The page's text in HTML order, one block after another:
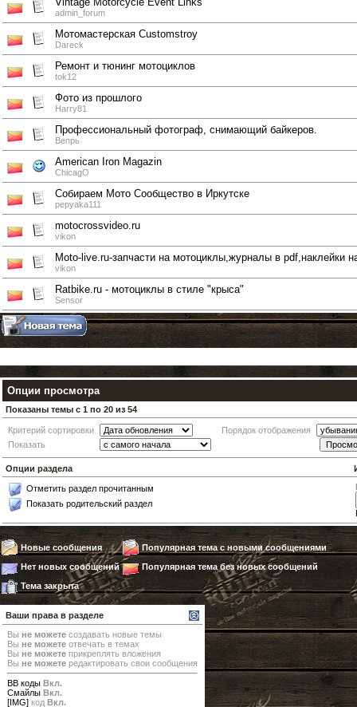
admin_forum
Мотомастерская Сustomstroy
Dareck
Ремонт и тюнинг мотоциклов
tok12
Фото из прошлого
Harry81
Профессиональный фотограф, снимающий байкеров.
Вепрь
American Iron Magazin
ChicagO
Собираем Мото Сообщество в Иркутске
pepyaka111
motocrossvideo.ru
vikon
Moto-live.ru-запчасти на мотоциклы,журналы в pdf,наклейки
vikon
Ratbike.ru - мотоциклы в стиле "крыса"
Sensor
Опции просмотра
Показаны темы с 1 по 20 из 54
Критерий сортировки
Порядок отображения
Показать
Опции раздела
Отметить раздел прочитанным
Показать родительский раздел
Новые сообщения
Популярная тема с новыми сообщениями
Нет новых сообщений
Популярная тема без новых сообщений
Тема закрыта
Ваши права в разделе
Вы не можете создавать новые темы
Вы не можете отвечать в темах
Вы не можете прикреплять вложения
Вы не можете редактировать свои сообщения
BB коды Вкл.
Смайлы Вкл.
[IMG] код Вкл.